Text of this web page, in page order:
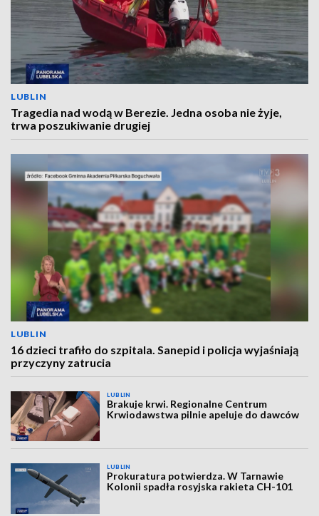
LUBLIN
Tragedia nad wodą w Berezie. Jedna osoba nie żyje,
trwa poszukiwanie drugiej
LUBLIN
16 dzieci trafiło do szpitala. Sanepid i policja wyjaśniają
przyczyny zatrucia
LUBLIN
Brakuje krwi. Regionalne Centrum
Krwiodawstwa pilnie apeluje do dawców
LUBLIN
Prokuratura potwierdza. W Tarnawie
Kolonii spadła rosyjska rakieta CH-101